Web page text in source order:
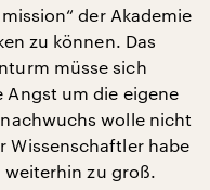
der Akademie
zu können. Das
müsse sich
Angst um die eigene
wolle nicht
Wissenschaftler habe
weiterhin zu groß.